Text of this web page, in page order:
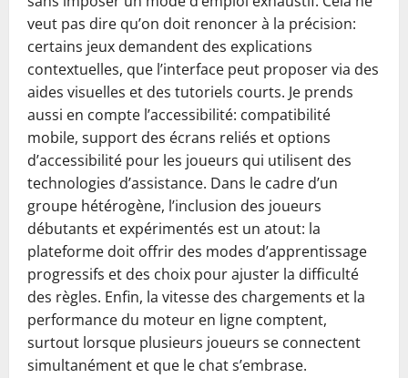
veut pas dire qu’on doit renoncer à la précision:
certains jeux demandent des explications
contextuelles, que l’interface peut proposer via des
aides visuelles et des tutoriels courts. Je prends
aussi en compte l’accessibilité: compatibilité
mobile, support des écrans reliés et options
d’accessibilité pour les joueurs qui utilisent des
technologies d’assistance. Dans le cadre d’un
groupe hétérogène, l’inclusion des joueurs
débutants et expérimentés est un atout: la
plateforme doit offrir des modes d’apprentissage
progressifs et des choix pour ajuster la difficulté
des règles. Enfin, la vitesse des chargements et la
performance du moteur en ligne comptent,
surtout lorsque plusieurs joueurs se connectent
simultanément et que le chat s’embrase.